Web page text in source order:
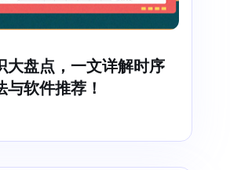
大盘点，一文详解时序
与软件推荐！